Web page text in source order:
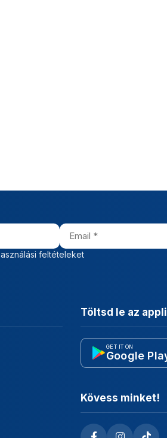
feltételeket
Töltsd le az
GET IT ON
Google
Kövess minket!